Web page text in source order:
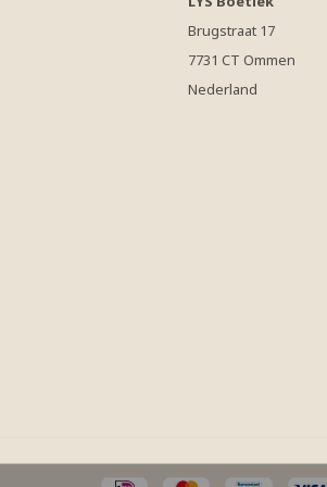
Brugstraat 17
7731 CT Ommen
Nederland